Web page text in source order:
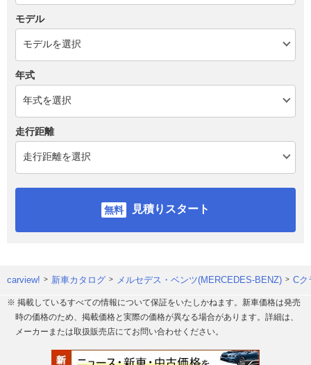
モデル
年式
走行距離
見積りスタート
carview! 新車カタログ メルセデス・ベンツ(MERCEDES-BENZ) Cク
※ 掲載しているすべての情報について保証をいたしかねます。新車価格は発売
時の価格のため、掲載価格と実際の価格が異なる場合があります。詳細は、
メーカーまたは取扱販売店にてお問い合わせください。